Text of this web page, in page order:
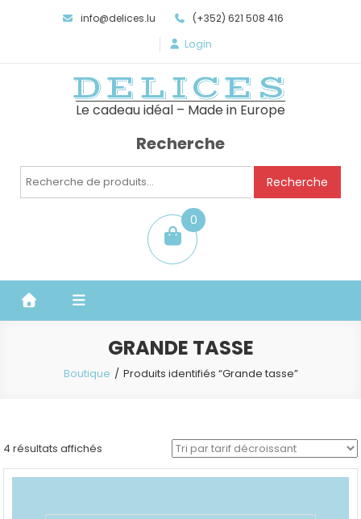
info@delices.lu (+352) 621 508 416
Login
DELICES
Le cadeau idéal – Made in Europe
Recherche
Recherche
Recherche
0
item
GRANDE TASSE
Boutique Produits identifiés “Grande tasse”
4 résultats affichés
par